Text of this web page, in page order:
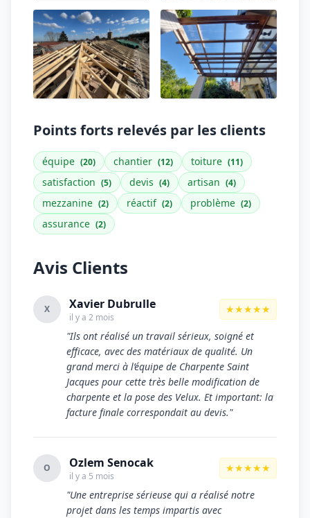
Points forts relevés par les clients
équipe (20) chantier (12) toiture (11)
satisfaction (5) devis (4) artisan (4)
mezzanine (2) réactif (2) problème (2)
assurance (2)
Avis Clients
X Xavier Dubrulle
il y a 2 mois
★★★★★
"Ils ont réalisé un travail sérieux, soigné et
efficace, avec des matériaux de qualité. Un
grand merci à l’équipe de Charpente Saint
Jacques pour cette très belle modification de
charpente et la pose des Velux. Et important: la
facture finale correspondait au devis."
O Ozlem Senocak
il y a 5 mois
★★★★★
"Une entreprise sérieuse qui a réalisé notre
projet dans les temps impartis avec